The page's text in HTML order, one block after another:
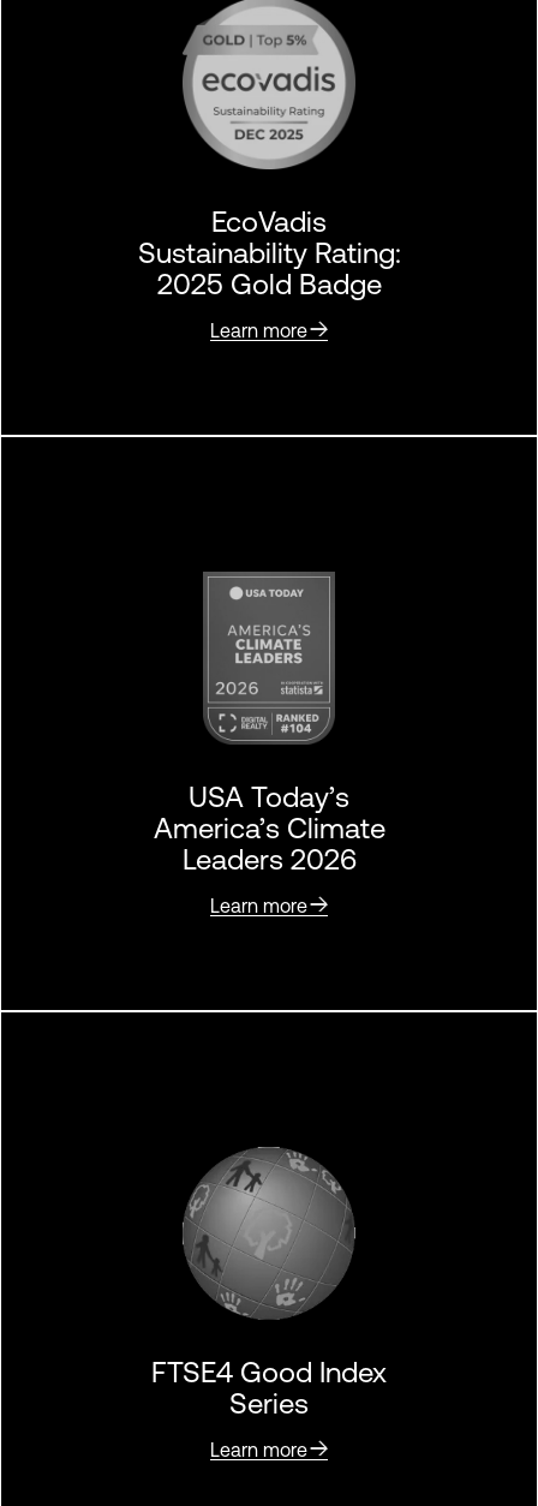
EcoVadis
Sustainability Rating:
2025 Gold Badge
Learn more
USA Today’s
America’s Climate
Leaders 2026
Learn more
FTSE4 Good Index
Series
Learn more